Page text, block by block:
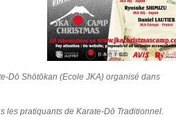
Dō Shōtōkan (Ecole JKA) organisé dans
les pratiquants de Karate-Dō Traditionnel.